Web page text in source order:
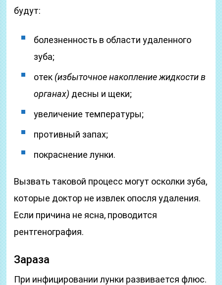
будут:
болезненность в области удаленного
зуба;
отек (избыточное накопление жидкости в
органах) десны и щеки;
увеличение температуры;
противный запах;
покраснение лунки.
Вызвать таковой процесс могут осколки зуба,
которые доктор не извлек опосля удаления.
Если причина не ясна, проводится
рентгенография.
Зараза
При инфицировании лунки развивается флюс.